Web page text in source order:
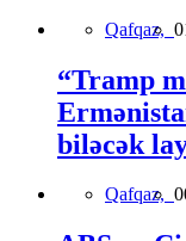
Qafqaz,
“Tramp
biləcək
Qafqaz,